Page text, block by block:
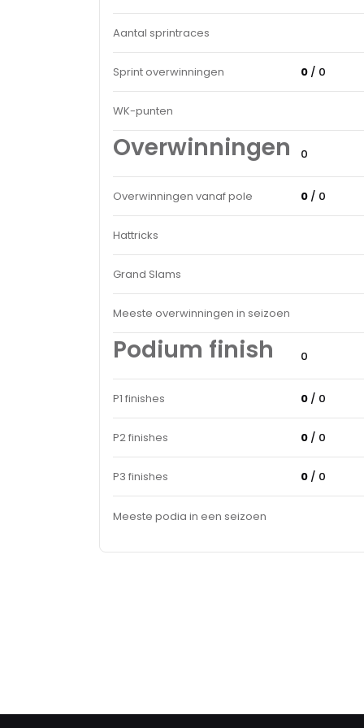
Aantal sprintraces
Sprint overwinningen 0 / 0
WK-punten
Overwinningen 0
Overwinningen vanaf pole 0 / 0
Hattricks
Grand Slams
Meeste overwinningen in seizoen
Podium finish 0
P1 finishes 0 / 0
P2 finishes 0 / 0
P3 finishes 0 / 0
Meeste podia in een seizoen